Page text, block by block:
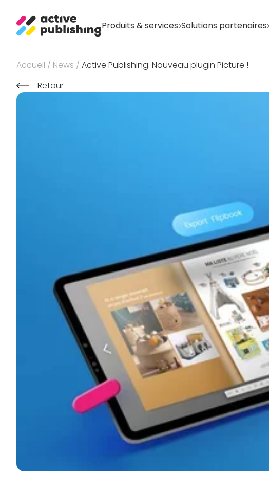
Produits & services Solutions partenaires
Accueil / News / Active Publishing: Nouveau plugin Picture !
Retour